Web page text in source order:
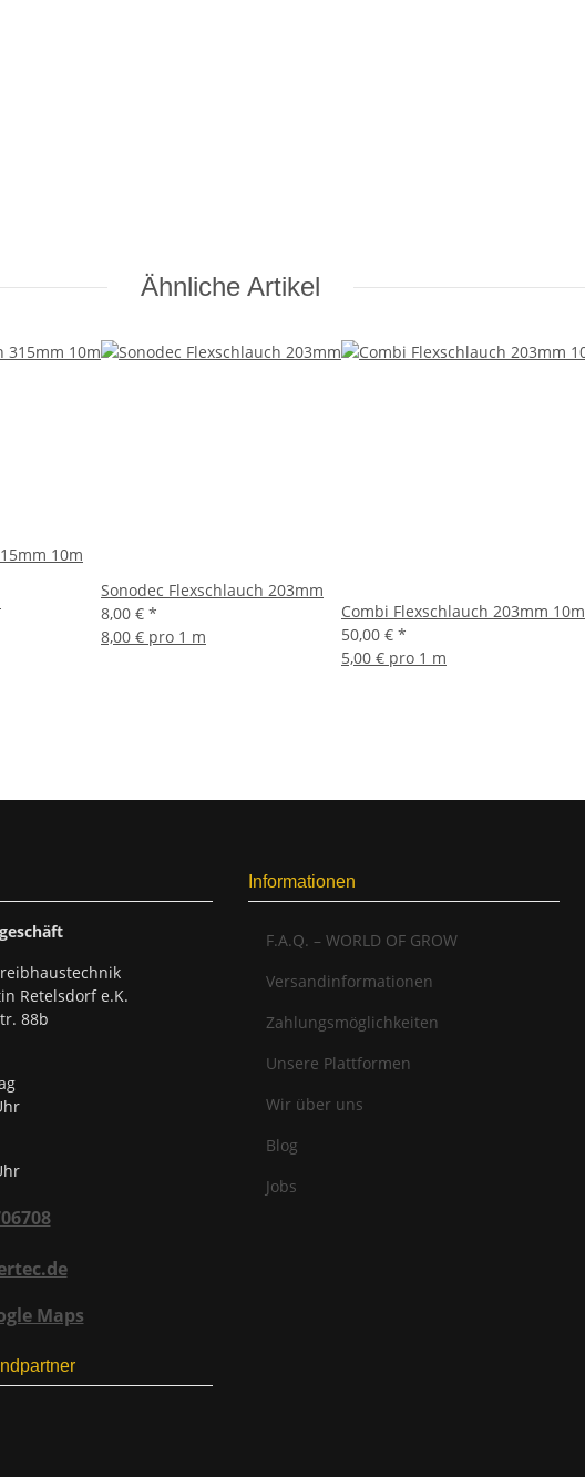
Ähnliche Artikel
10m
Sonodec Flexschlauch 203mm
8,00 € *
8,00 € pro 1 m
Combi Flexschlauch 203mm 10m
50,00 € *
5,00 € pro 1 m
Retelsdorf e.K.
88b
Maps
Informationen
F.A.Q. – WORLD OF GROW
Versandinformationen
Zahlungsmöglichkeiten
Unsere Plattformen
Wir über uns
Blog
Jobs